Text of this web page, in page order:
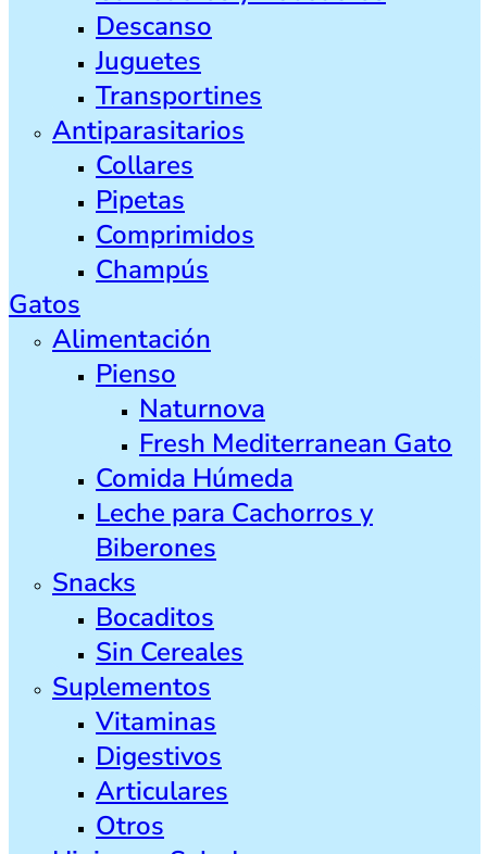
Descanso
Juguetes
Transportines
Antiparasitarios
Collares
Pipetas
Comprimidos
Champús
Gatos
Alimentación
Pienso
Naturnova
Fresh Mediterranean Gato
Comida Húmeda
Leche para Cachorros y
Biberones
Snacks
Bocaditos
Sin Cereales
Suplementos
Vitaminas
Digestivos
Articulares
Otros